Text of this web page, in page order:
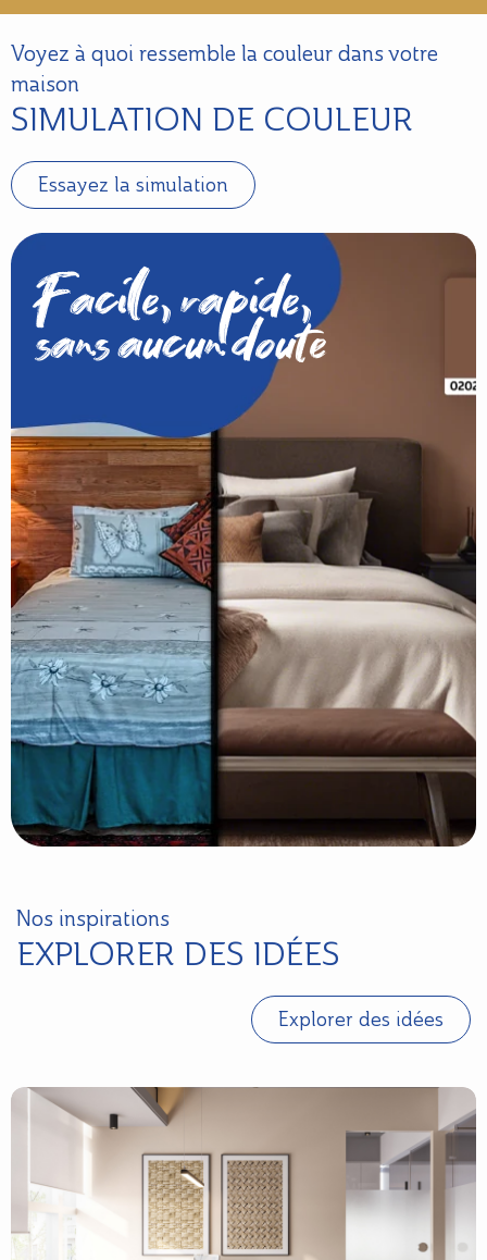
Voyez à quoi ressemble la couleur dans votre
maison
SIMULATION DE COULEUR
Essayez la simulation
Facile, rapide,
sans aucun doute
Nos inspirations
EXPLORER DES IDÉES
Explorer des idées